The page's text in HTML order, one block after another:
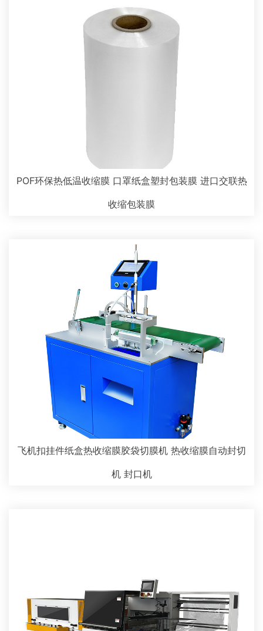
POF环保热低温收缩膜 口罩纸盒塑封包装膜 进口交联热
收缩包装膜
飞机扣挂件纸盒热收缩膜胶袋切膜机 热收缩膜自动封切
机 封口机